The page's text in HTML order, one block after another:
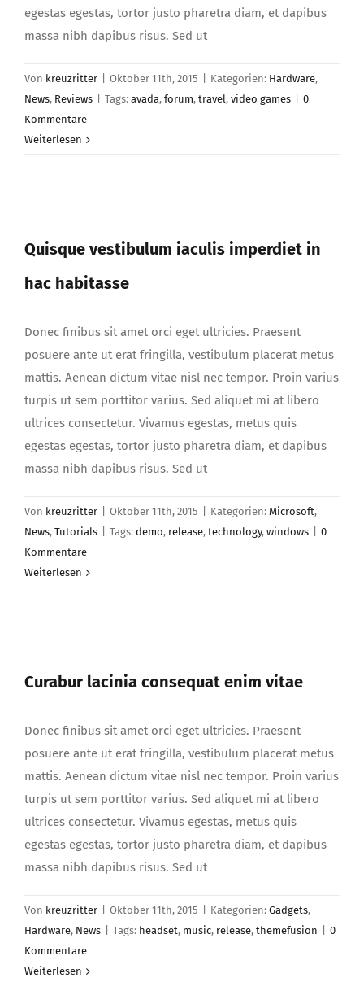
egestas egestas, tortor justo pharetra diam, et dapibus
massa nibh dapibus risus. Sed ut
Von kreuzritter Oktober 11th, 2015 Kategorien: Hardware,
News, Reviews Tags: avada, forum, travel, video games
0
Kommentare
Weiterlesen
Quisque vestibulum iaculis imperdiet in
hac habitasse
Donec finibus sit amet orci eget ultricies. Praesent
posuere ante ut erat fringilla, vestibulum placerat metus
mattis. Aenean dictum vitae nisl nec tempor. Proin varius
turpis ut sem porttitor varius. Sed aliquet mi at libero
ultrices consectetur. Vivamus egestas, metus quis
egestas egestas, tortor justo pharetra diam, et dapibus
massa nibh dapibus risus. Sed ut
Von kreuzritter Oktober 11th, 2015 Kategorien: Microsoft,
News, Tutorials Tags: demo, release, technology, windows
0
Kommentare
Weiterlesen
Curabur lacinia consequat enim vitae
Donec finibus sit amet orci eget ultricies. Praesent
posuere ante ut erat fringilla, vestibulum placerat metus
mattis. Aenean dictum vitae nisl nec tempor. Proin varius
turpis ut sem porttitor varius. Sed aliquet mi at libero
ultrices consectetur. Vivamus egestas, metus quis
egestas egestas, tortor justo pharetra diam, et dapibus
massa nibh dapibus risus. Sed ut
Von kreuzritter Oktober 11th, 2015 Kategorien: Gadgets,
Hardware, News Tags: headset, music, release, themefusion
0
Kommentare
Weiterlesen